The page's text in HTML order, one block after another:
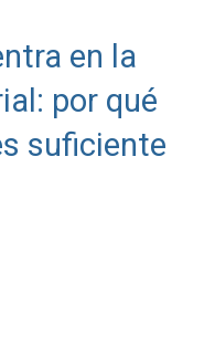
en la
por qué
suficiente